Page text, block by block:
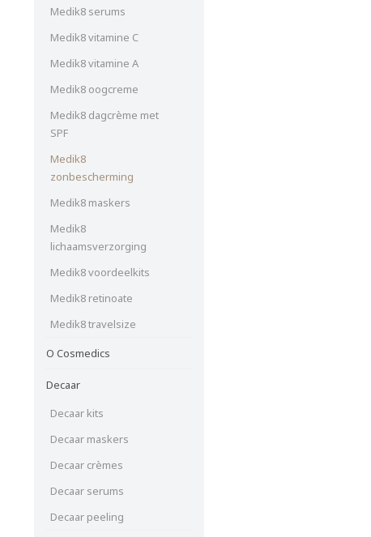
Medik8 serums
Medik8 vitamine C
Medik8 vitamine A
Medik8 oogcreme
Medik8 dagcrème met
SPF
Medik8
zonbescherming
Medik8 maskers
Medik8
lichaamsverzorging
Medik8 voordeelkits
Medik8 retinoate
Medik8 travelsize
O Cosmedics
Decaar
Decaar kits
Decaar maskers
Decaar crèmes
Decaar serums
Decaar peeling